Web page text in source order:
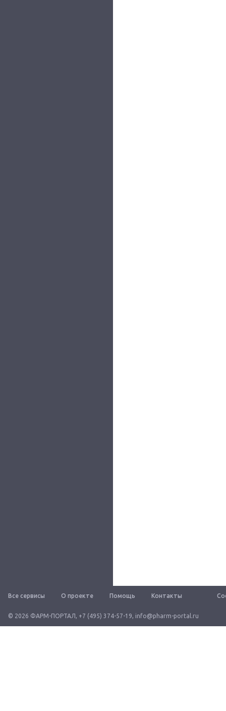
Все сервисы О проекте Помощь Контакты
© 2026 ФАРМ-ПОРТАЛ, +7 (495) 374-57-19, info@pharm-portal.ru